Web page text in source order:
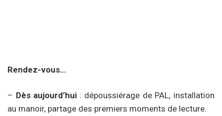
Rendez-vous…
– Dès aujourd’hui : dépoussiérage de PAL, installation
au manoir, partage des premiers moments de lecture.